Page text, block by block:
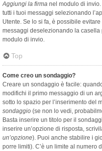
Aggiungi la firma nel modulo di
tutti i tuoi messaggi selezionando
Utente. Se lo si fa, è possibile
messaggi deselezionando la casella
modulo di invio.
Top
Come creo un sondaggio?
Creare un sondaggio è facile:
modifichi il primo messaggio di un
sotto lo spazio per l’inserimento del
sondaggio (se non lo vedi,
Basta inserire un titolo per il
inserire un’opzione di risposta,
un’opzione). Puoi anche stabilire i
porre limiti). C’è un limite al numero